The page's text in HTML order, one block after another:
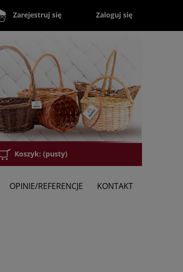
Zarejestruj się Zaloguj się
Koszyk: (pusty)
OPINIE/REFERENCJE KONTAKT